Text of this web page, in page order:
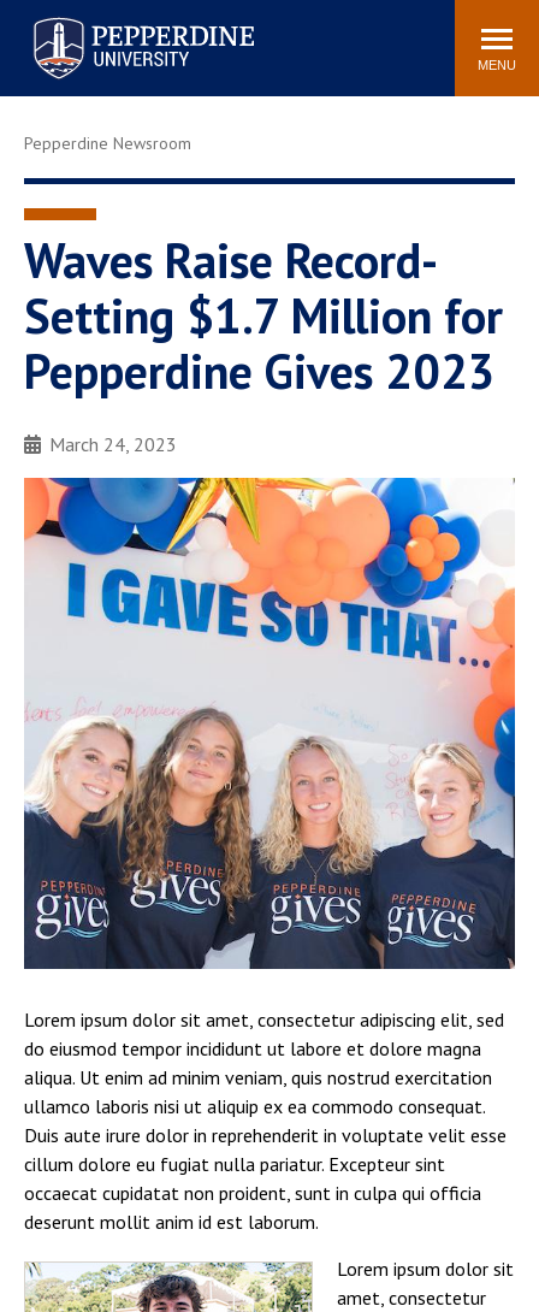
Pepperdine University
Search
site
MENU
Athletics Events Community
Tuition
Jobs
Spiritual Life
Newsroom
Bookstore
Center for the Arts
Pepperdine Libraries
AI at Pepperdine
Pepperdine Newsroom
Waves Raise Record-
Setting $1.7 Million for
Pepperdine Gives 2023
March 24, 2023
Lorem ipsum dolor sit amet, consectetur adipiscing elit, sed
do eiusmod tempor incididunt ut labore et dolore magna
aliqua. Ut enim ad minim veniam, quis nostrud exercitation
ullamco laboris nisi ut aliquip ex ea commodo consequat.
Duis aute irure dolor in reprehenderit in voluptate velit esse
cillum dolore eu fugiat nulla pariatur. Excepteur sint
occaecat cupidatat non proident, sunt in culpa qui officia
deserunt mollit anim id est laborum.
Lorem ipsum dolor sit
amet, consectetur